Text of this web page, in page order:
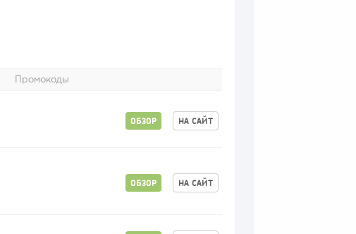
Промокоды
ОБЗОР НА САЙТ
ОБЗОР НА САЙТ